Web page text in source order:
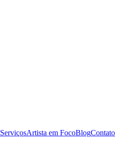
ServiçosArtista em FocoBlogContato